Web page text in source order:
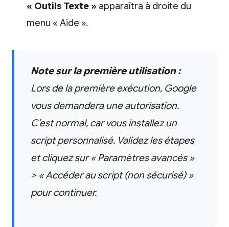
« Outils Texte » apparaîtra à droite du
menu « Aide ».
Note sur la première utilisation :
Lors de la première exécution, Google
vous demandera une autorisation.
C’est normal, car vous installez un
script personnalisé. Validez les étapes
et cliquez sur « Paramètres avancés »
> « Accéder au script (non sécurisé) »
pour continuer.